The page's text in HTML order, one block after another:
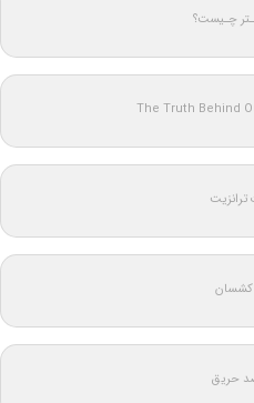
چـیست؟
The Truth Behind
حریق